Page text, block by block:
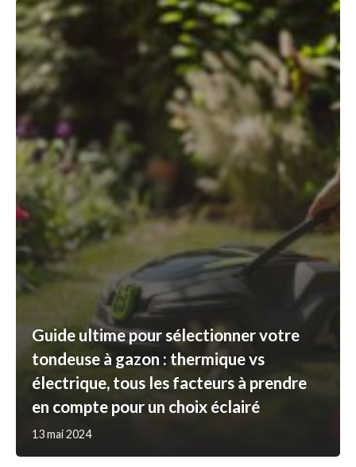
Guide ultime pour sélectionner votre
tondeuse à gazon : thermique vs
électrique, tous les facteurs à prendre
en compte pour un choix éclairé
13 mai 2024